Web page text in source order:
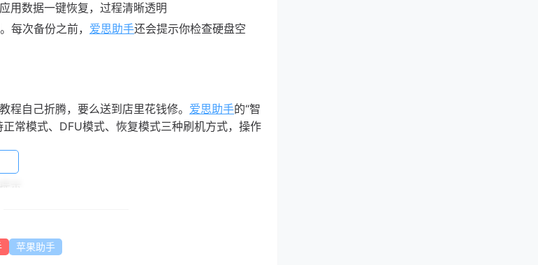
用数据一键恢复，过程清晰透明
。每次备份之前， 爱思助手还会提示你检查硬盘空
自己折腾，要么送到店里花钱修。 爱思助手的“智
常模式、DFU模式、恢复模式三种刷机方式，操作
示
具都刷不回去，
苹果助手